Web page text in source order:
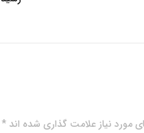
مورد نیاز علامت گذاری شده اند *